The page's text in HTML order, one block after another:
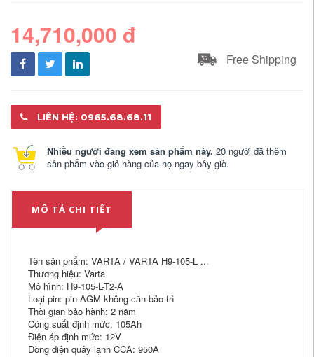
14,710,000 đ
Free Shipping
LIÊN HỆ: 0965.68.68.11
Nhiều người đang xem sản phẩm này. 20 người đã thêm
sản phẩm vào giỏ hàng của họ ngay bây giờ.
MÔ TẢ CHI TIẾT
Tên sản phẩm: VARTA / VARTA H9-105-L ...
Thương hiệu: Varta
Mô hình: H9-105-L-T2-A
Loại pin: pin AGM không cần bảo trì
Thời gian bảo hành: 2 năm
Công suất định mức: 105Ah
Điện áp định mức: 12V
Dòng điện quây lạnh CCA: 950A